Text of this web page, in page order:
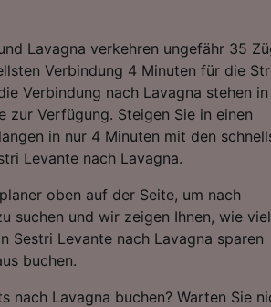
Lavagna verkehren ungefähr 35
Verbindung 4 Minuten für die
Verbindung nach Lavagna stehen
zur Verfügung. Steigen Sie in einen
in nur 4 Minuten mit den
Levante nach Lavagna.
oben auf der Seite, um nach
suchen und wir zeigen Ihnen, wie
Sestri Levante nach Lavagna sparen
buchen.
nach Lavagna buchen? Warten Sie